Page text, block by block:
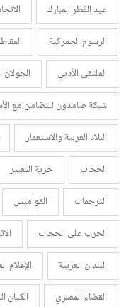
عيد الفطر المبارك
الرسوم الجمركية
الملتقى الأدبي
شبكة صامدون للتضامن مع
البلاد العربية والاستعمار
الحجاب
حرية التعبير
الترجمات
القواميس
الحرب على الحجاب
البلدان العربية
الإعلام
القضاء المصري
الكيان